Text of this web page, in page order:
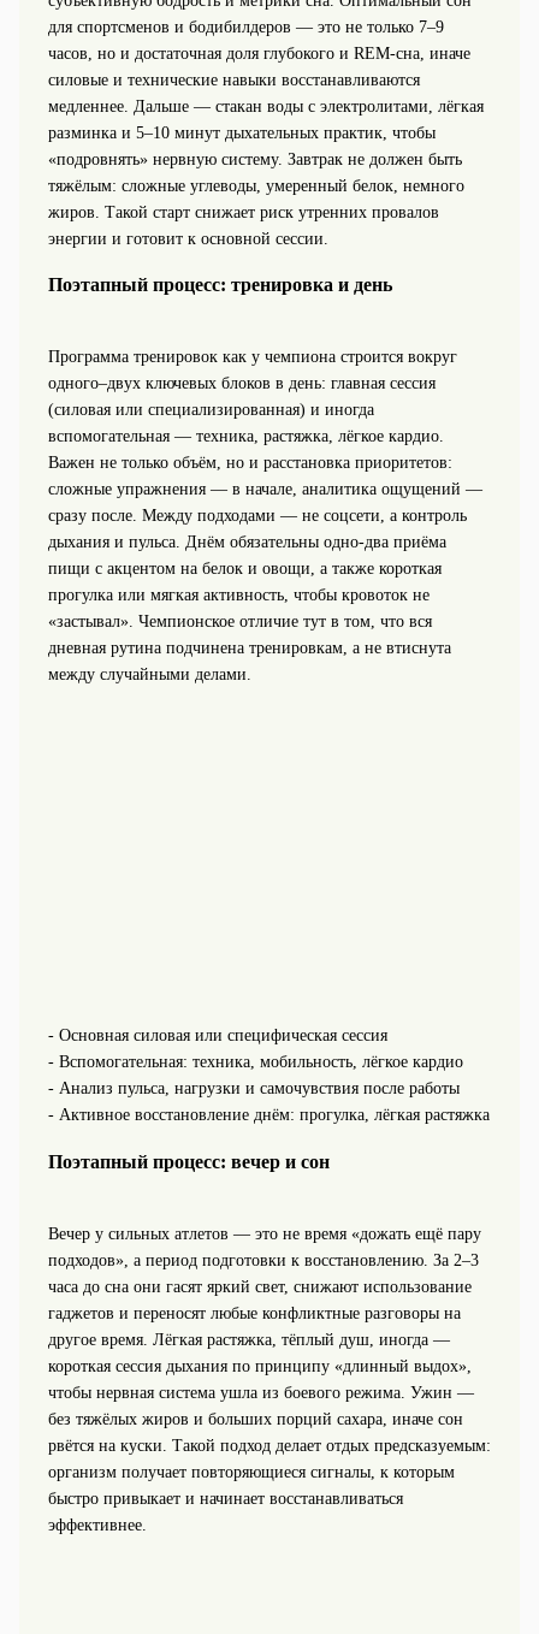
для спортсменов и бодибилдеров — это не только 7–9
часов, но и достаточная доля глубокого и REM‑сна, иначе
силовые и технические навыки восстанавливаются
медленнее. Дальше — стакан воды с электролитами, лёгкая
разминка и 5–10 минут дыхательных практик, чтобы
«подровнять» нервную систему. Завтрак не должен быть
тяжёлым: сложные углеводы, умеренный белок, немного
жиров. Такой старт снижает риск утренних провалов
энергии и готовит к основной сессии.
Поэтапный процесс: тренировка и день
Программа тренировок как у чемпиона строится вокруг
одного–двух ключевых блоков в день: главная сессия
(силовая или специализированная) и иногда
вспомогательная — техника, растяжка, лёгкое кардио.
Важен не только объём, но и расстановка приоритетов:
сложные упражнения — в начале, аналитика ощущений —
сразу после. Между подходами — не соцсети, а контроль
дыхания и пульса. Днём обязательны одно‑два приёма
пищи с акцентом на белок и овощи, а также короткая
прогулка или мягкая активность, чтобы кровоток не
«застывал». Чемпионское отличие тут в том, что вся
дневная рутина подчинена тренировкам, а не втиснута
между случайными делами.
- Основная силовая или специфическая сессия
- Вспомогательная: техника, мобильность, лёгкое кардио
- Анализ пульса, нагрузки и самочувствия после работы
- Активное восстановление днём: прогулка, лёгкая растяжка
Поэтапный процесс: вечер и сон
Вечер у сильных атлетов — это не время «дожать ещё пару
подходов», а период подготовки к восстановлению. За 2–3
часа до сна они гасят яркий свет, снижают использование
гаджетов и переносят любые конфликтные разговоры на
другое время. Лёгкая растяжка, тёплый душ, иногда —
короткая сессия дыхания по принципу «длинный выдох»,
чтобы нервная система ушла из боевого режима. Ужин —
без тяжёлых жиров и больших порций сахара, иначе сон
рвётся на куски. Такой подход делает отдых предсказуемым:
организм получает повторяющиеся сигналы, к которым
быстро привыкает и начинает восстанавливаться
эффективнее.